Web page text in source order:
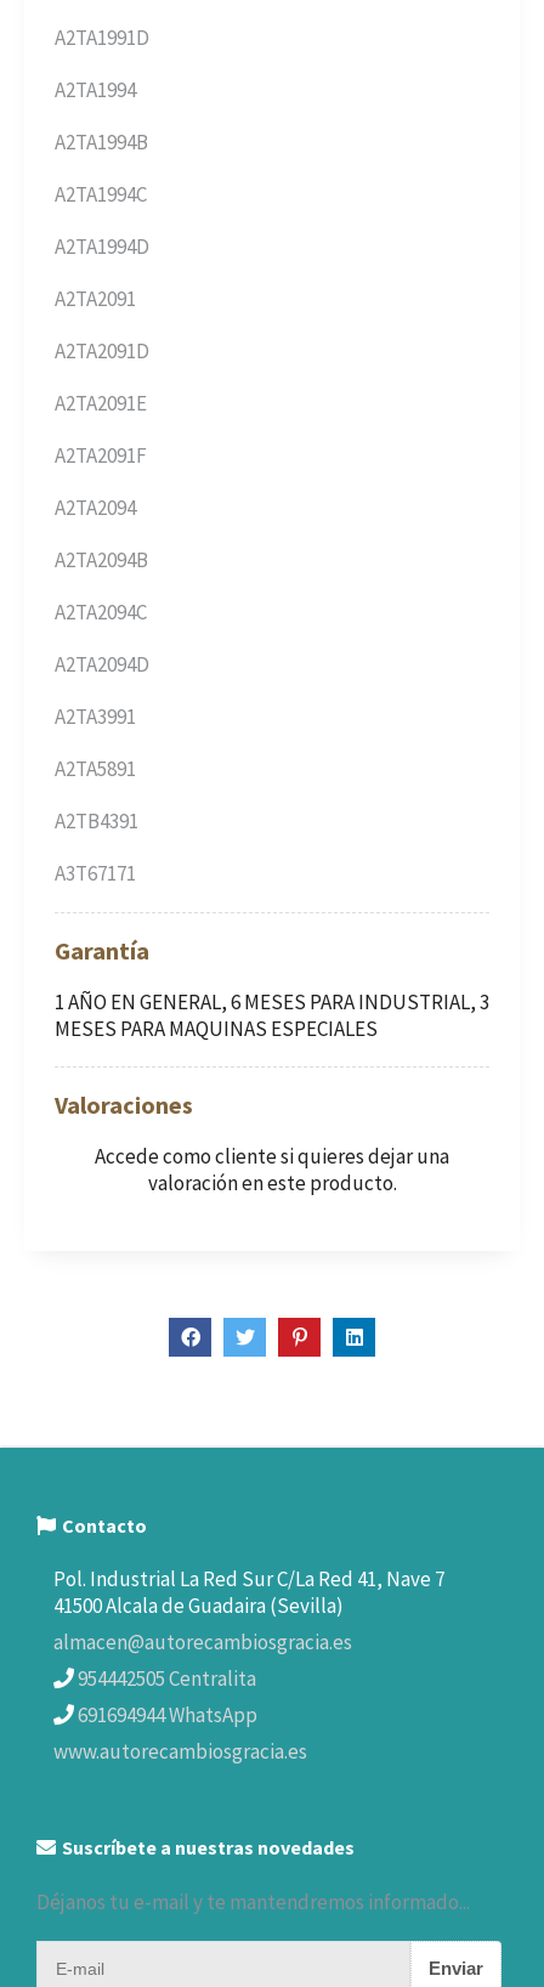
A2TA1991D
A2TA1994
A2TA1994B
A2TA1994C
A2TA1994D
A2TA2091
A2TA2091D
A2TA2091E
A2TA2091F
A2TA2094
A2TA2094B
A2TA2094C
A2TA2094D
A2TA3991
A2TA5891
A2TB4391
A3T67171
Garantía
1 AÑO EN GENERAL, 6 MESES PARA INDUSTRIAL, 3
MESES PARA MAQUINAS ESPECIALES
Valoraciones
Accede como clientesi quieres dejar una
valoración en este producto.
Contacto
Pol. Industrial La Red Sur C/La Red 41, Nave 7
41500 Alcala de Guadaira (Sevilla)
almacen@autorecambiosgracia.es
954442505 Centralita
691694944 WhatsApp
www.autorecambiosgracia.es
Suscríbete a nuestras novedades
Déjanos tu e-mail y te mantendremos informado...
Enviar